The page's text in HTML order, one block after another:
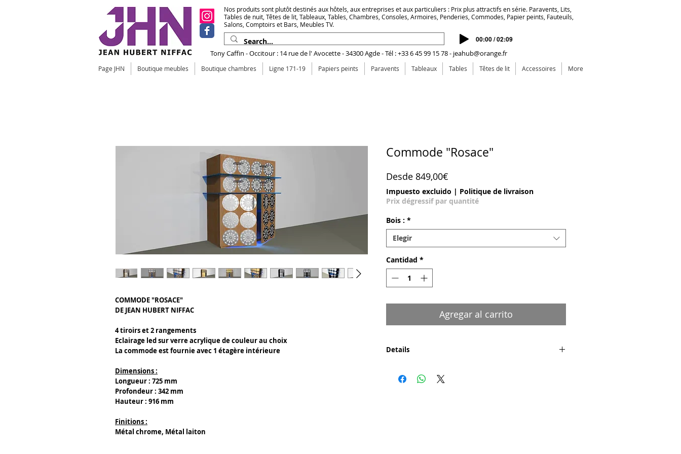
Nos produits sont plutôt destinés aux hôtels, aux entreprises et aux particuliers : Prix plus attractifs en série. Paravents, Lits,
Tables de nuit, Têtes de lit, Tableaux, Tables, Chambres, Consoles, Armoires, Penderies, Commodes, Papier peints, Fauteuils,
Salons, Comptoirs et Bars, Meubles TV.
00:00 / 02:09
Tony Caffin - Occitour : 14 rue de l' Avocette - 34300 Agde - Tél : +33 6 45 99 15 78 - jeahub@orange.fr
Page JHN Boutique meubles Boutique chambres Ligne 171-19 Papiers peints Paravents Tableaux Tables Têtes de lit Accessoires More
COMMODE "ROSACE"
DE JEAN HUBERT NIFFAC
4 tiroirs et 2 rangements
Eclairage led sur verre acrylique de couleur au choix
La commode est fournie avec 1 étagère intérieure
Dimensions :
Longueur : 725 mm
Profondeur : 342 mm
Hauteur : 916 mm
Finitions :
Métal chrome, Métal laiton
Commode "Rosace"
Desde 849,00€
Impuesto excluido | Politique de livraison
Prix dégressif par quantité
Bois : *
Elegir
Cantidad *
Agregar al carrito
Details
- Bois au centre du panneau